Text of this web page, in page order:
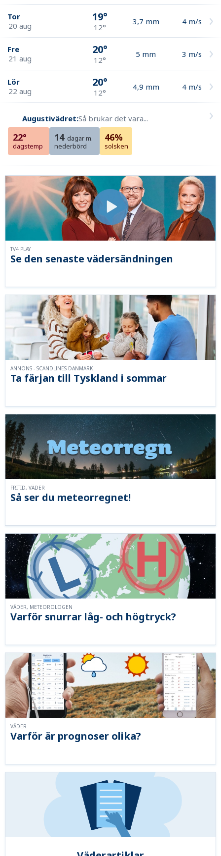
Tor
20 aug
19°
12°
3,7 mm 4 m/s
Fre
21 aug
20°
12°
5 mm 3 m/s
Lör
22 aug
20°
12°
4,9 mm 4 m/s
Augustivädret:Så brukar det vara...
22°
dagstemp
14 dagar m.
nederbörd
46%
solsken
Se den senaste vädersändningen
TV4 PLAY
Ta färjan till Tyskland i sommar
ANNONS - SCANDLINES DANMARK
Så ser du meteorregnet!
FRITID, VÄDER
Varför snurrar låg- och högtryck?
VÄDER, METEOROLOGEN
Varför är prognoser olika?
VÄDER